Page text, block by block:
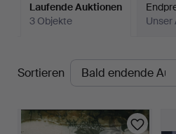
Laufende Auktionen
3 Objekte
Unser
Laufende
Auktionen
Sortieren